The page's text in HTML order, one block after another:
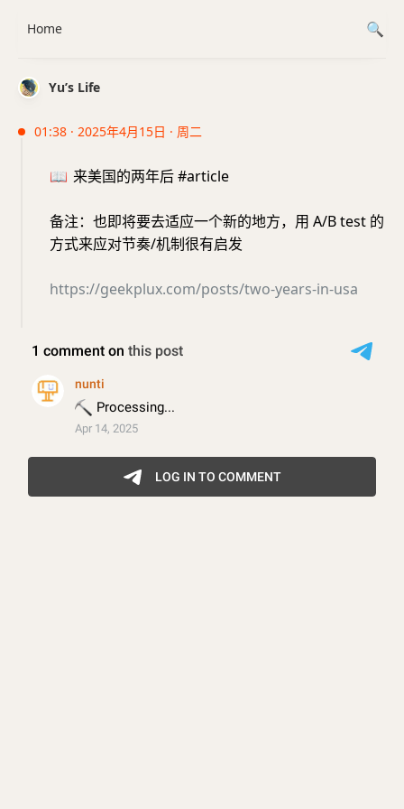
Yu’s Life
01:38 · 2025年4月15日 · 周二
📖 来美国的两年后 #article
备注：也即将要去适应一个新的地方，用 A/B test 的
方式来应对节奏/机制很有启发
https://geekplux.com/posts/two-years-in-usa
Home